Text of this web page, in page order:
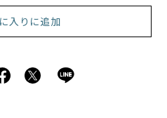
入りに追加